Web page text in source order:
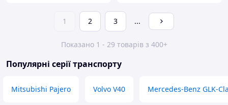
1 2 3 ...
Показано 1 - 29 товарів з 400+
Популярні серії транспорту
Mitsubishi Pajero Volvo V40 Mercedes-Benz GLK-